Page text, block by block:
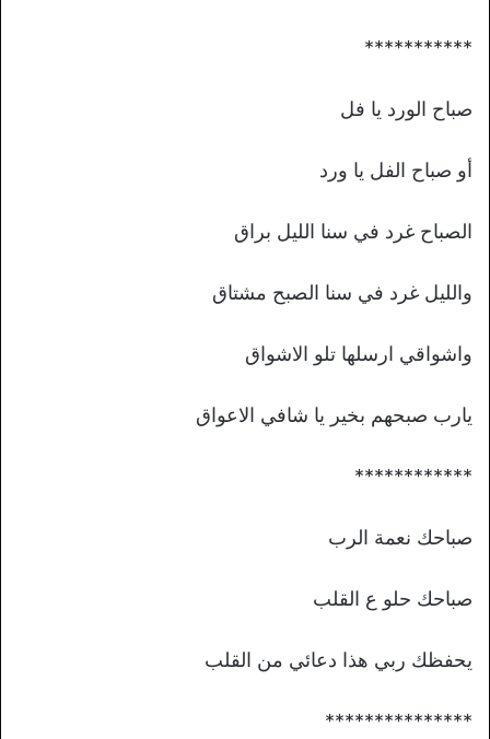
***********
صباح الورد يا فل
أو صباح الفل يا ورد
الصباح غرد في سنا الليل براق
والليل غرد في سنا الصبح مشتاق
واشواقي ارسلها تلو الاشواق
يارب صبحهم بخير يا شافي الاعواق
************
صباحك نعمة الرب
صباحك حلو ع القلب
يحفظك ربي هذا دعائي من القلب
***************